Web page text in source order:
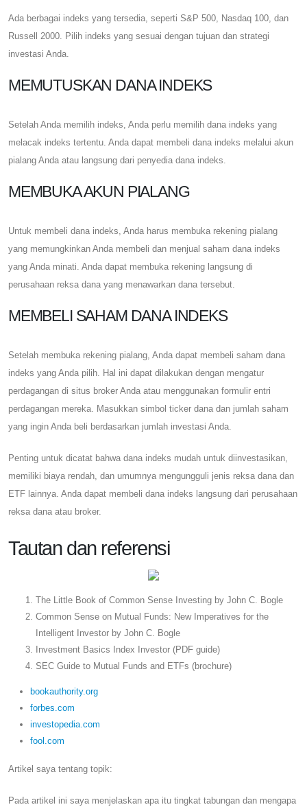
Ada berbagai indeks yang tersedia, seperti S&P 500, Nasdaq 100, dan
Russell 2000. Pilih indeks yang sesuai dengan tujuan dan strategi
investasi Anda.
MEMUTUSKAN DANA INDEKS
Setelah Anda memilih indeks, Anda perlu memilih dana indeks yang
melacak indeks tertentu. Anda dapat membeli dana indeks melalui akun
pialang Anda atau langsung dari penyedia dana indeks.
MEMBUKA AKUN PIALANG
Untuk membeli dana indeks, Anda harus membuka rekening pialang
yang memungkinkan Anda membeli dan menjual saham dana indeks
yang Anda minati. Anda dapat membuka rekening langsung di
perusahaan reksa dana yang menawarkan dana tersebut.
MEMBELI SAHAM DANA INDEKS
Setelah membuka rekening pialang, Anda dapat membeli saham dana
indeks yang Anda pilih. Hal ini dapat dilakukan dengan mengatur
perdagangan di situs broker Anda atau menggunakan formulir entri
perdagangan mereka. Masukkan simbol ticker dana dan jumlah saham
yang ingin Anda beli berdasarkan jumlah investasi Anda.
Penting untuk dicatat bahwa dana indeks mudah untuk diinvestasikan,
memiliki biaya rendah, dan umumnya mengungguli jenis reksa dana dan
ETF lainnya. Anda dapat membeli dana indeks langsung dari perusahaan
reksa dana atau broker.
Tautan dan referensi
The Little Book of Common Sense Investing by John C. Bogle
Common Sense on Mutual Funds: New Imperatives for the
Intelligent Investor by John C. Bogle
Investment Basics Index Investor (PDF guide)
SEC Guide to Mutual Funds and ETFs (brochure)
bookauthority.org
forbes.com
investopedia.com
fool.com
Artikel saya tentang topik:
Pada artikel ini saya menjelaskan apa itu tingkat tabungan dan mengapa